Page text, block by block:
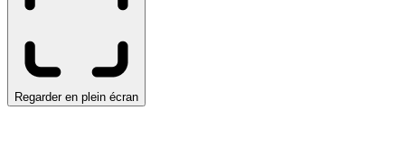
Regarder en plein écran